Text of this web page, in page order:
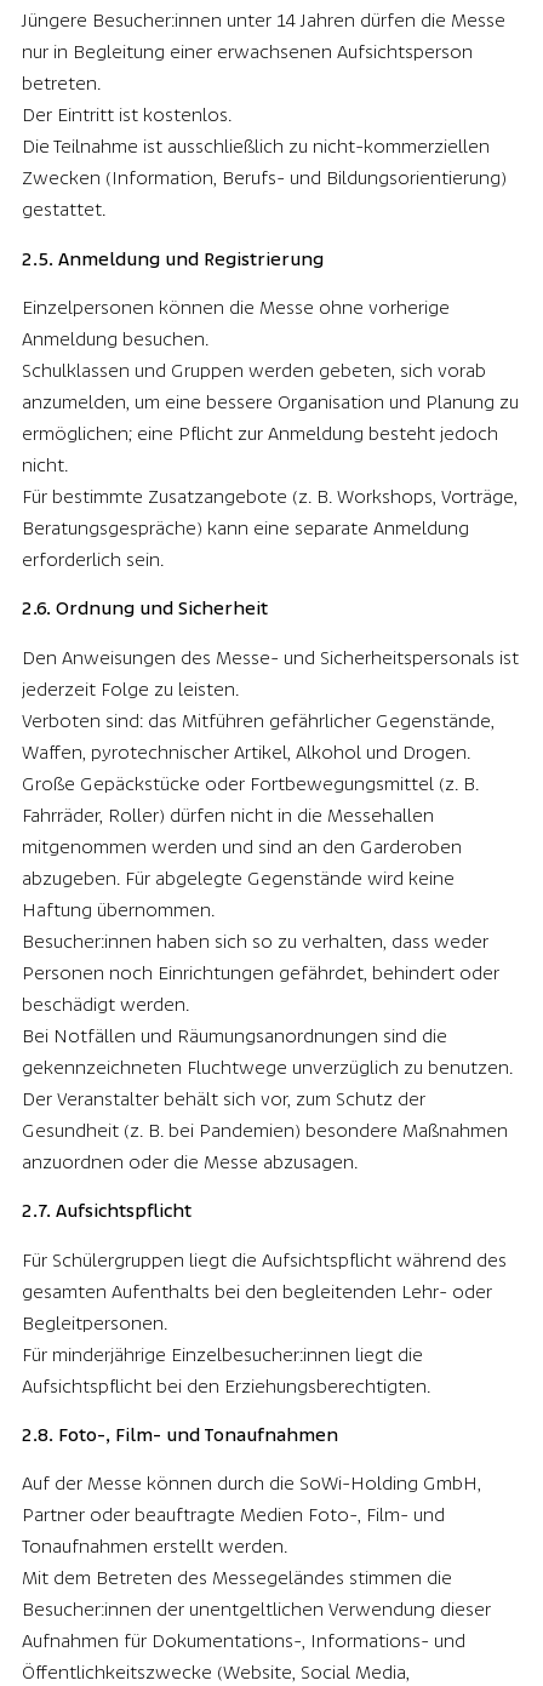
Jüngere Besucher:innen unter 14 Jahren dürfen die Messe
nur in Begleitung einer erwachsenen Aufsichtsperson
betreten.
Der Eintritt ist kostenlos.
Die Teilnahme ist ausschließlich zu nicht-kommerziellen
Zwecken (Information, Berufs- und Bildungsorientierung)
gestattet.
2.5. Anmeldung und Registrierung
Einzelpersonen können die Messe ohne vorherige
Anmeldung besuchen.
Schulklassen und Gruppen werden gebeten, sich vorab
anzumelden, um eine bessere Organisation und Planung zu
ermöglichen; eine Pflicht zur Anmeldung besteht jedoch
nicht.
Für bestimmte Zusatzangebote (z. B. Workshops, Vorträge,
Beratungsgespräche) kann eine separate Anmeldung
erforderlich sein.
2.6. Ordnung und Sicherheit
Den Anweisungen des Messe- und Sicherheitspersonals ist
jederzeit Folge zu leisten.
Verboten sind: das Mitführen gefährlicher Gegenstände,
Waffen, pyrotechnischer Artikel, Alkohol und Drogen.
Große Gepäckstücke oder Fortbewegungsmittel (z. B.
Fahrräder, Roller) dürfen nicht in die Messehallen
mitgenommen werden und sind an den Garderoben
abzugeben. Für abgelegte Gegenstände wird keine
Haftung übernommen.
Besucher:innen haben sich so zu verhalten, dass weder
Personen noch Einrichtungen gefährdet, behindert oder
beschädigt werden.
Bei Notfällen und Räumungsanordnungen sind die
gekennzeichneten Fluchtwege unverzüglich zu benutzen.
Der Veranstalter behält sich vor, zum Schutz der
Gesundheit (z. B. bei Pandemien) besondere Maßnahmen
anzuordnen oder die Messe abzusagen.
2.7. Aufsichtspflicht
Für Schülergruppen liegt die Aufsichtspflicht während des
gesamten Aufenthalts bei den begleitenden Lehr- oder
Begleitpersonen.
Für minderjährige Einzelbesucher:innen liegt die
Aufsichtspflicht bei den Erziehungsberechtigten.
2.8. Foto-, Film- und Tonaufnahmen
Auf der Messe können durch die SoWi-Holding GmbH,
Partner oder beauftragte Medien Foto-, Film- und
Tonaufnahmen erstellt werden.
Mit dem Betreten des Messegeländes stimmen die
Besucher:innen der unentgeltlichen Verwendung dieser
Aufnahmen für Dokumentations-, Informations- und
Öffentlichkeitszwecke (Website, Social Media,